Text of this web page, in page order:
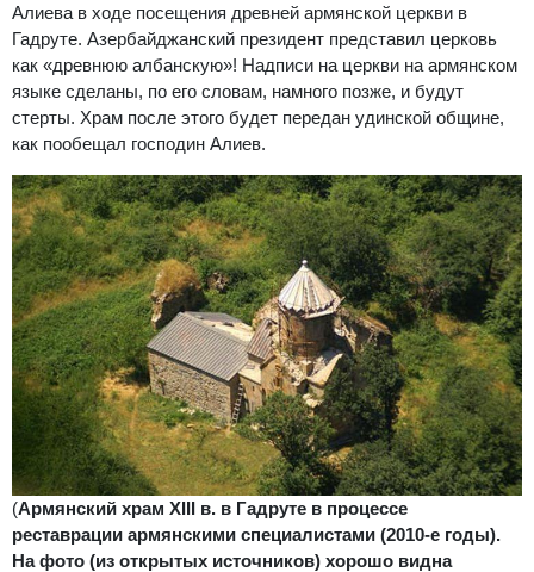
Алиева в ходе посещения древней армянской церкви в
Гадруте. Азербайджанский президент представил церковь
как «древнюю албанскую»! Надписи на церкви на армянском
языке сделаны, по его словам, намного позже, и будут
стерты. Храм после этого будет передан удинской общине,
как пообещал господин Алиев.
(Армянский храм XIII в. в Гадруте в процессе
реставрации армянскими специалистами (2010-е годы).
На фото (из открытых источников) хорошо видна